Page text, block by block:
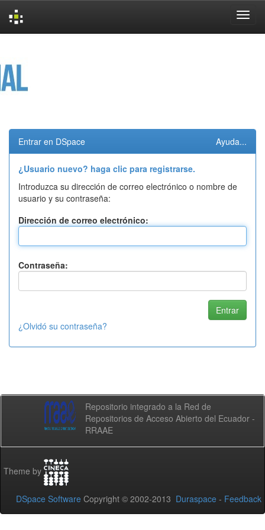
Entrar en DSpace Ayuda...
¿Usuario nuevo? haga clic para registrarse.
Introduzca su dirección de correo electrónico o nombre de
usuario y su contraseña:
Dirección de correo electrónico:
Contraseña:
¿Olvidó su contraseña?
Repositorio integrado a la Red de
Repositorios de Acceso Abierto del Ecuador -
RRAAE
Theme by
DSpace Software Copyright © 2002-2013 Duraspace - Feedback